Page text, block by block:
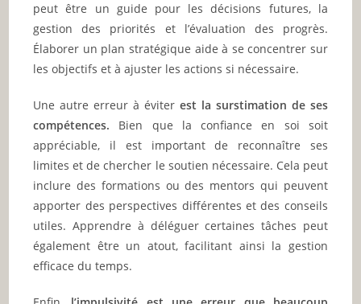
peut être un guide pour les décisions futures, la
gestion des priorités et l’évaluation des progrès.
Élaborer un plan stratégique aide à se concentrer sur
les objectifs et à ajuster les actions si nécessaire.
Une autre erreur à éviter est la surstimation de ses
compétences. Bien que la confiance en soi soit
appréciable, il est important de reconnaître ses
limites et de chercher le soutien nécessaire. Cela peut
inclure des formations ou des mentors qui peuvent
apporter des perspectives différentes et des conseils
utiles. Apprendre à déléguer certaines tâches peut
également être un atout, facilitant ainsi la gestion
efficace du temps.